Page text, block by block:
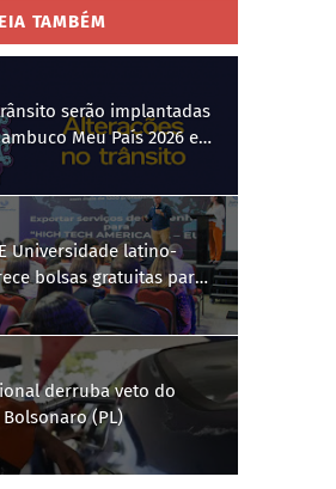
TAMBÉM
serão implantadas
Meu País 2026 em
julho a 3 de agosto
Universidade latino-
bolsas gratuitas para
saiba como se
derruba veto do
(PL)